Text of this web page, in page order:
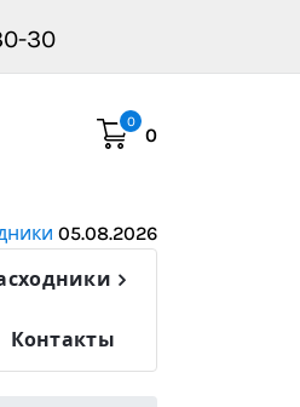
30
0
0
05.08.2026
Контакты